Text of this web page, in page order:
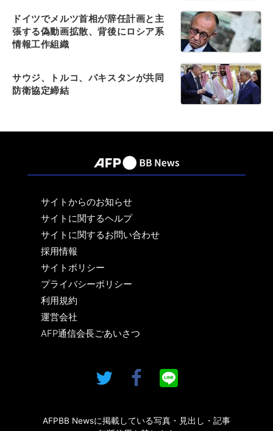
ドイツでメルツ首相が辞任計画と主
張する偽動画拡散、背後にロシア系
情報工作組織
サウジ、トルコ、パキスタンが共同
防衛協定締結
サイトからのお知らせ
サイトに関するヘルプ
サイトに関するお問い合わせ
採用情報
サイトポリシー
プライバシーポリシー
利用規約
運営会社
AFP通信会長ごあいさつ
AFPBB Newsに掲載している写真・見出し・記事